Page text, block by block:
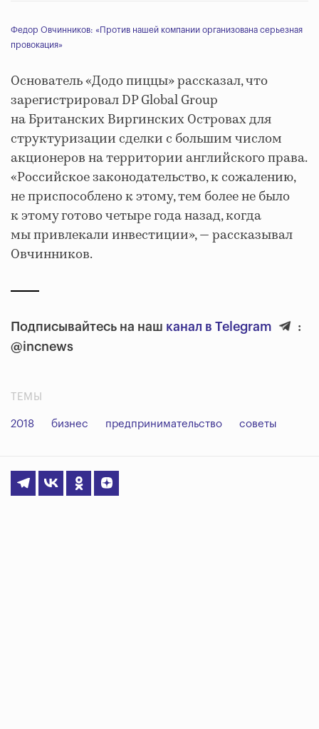
Федор Овчинников: «Против нашей компании организована серьезная
провокация»
Основатель «Додо пиццы» рассказал, что
зарегистрировал DP Global Group
на Британских Виргинских Островах для
структуризации сделки с большим числом
акционеров на территории английского права.
«Российское законодательство, к сожалению,
не приспособлено к этому, тем более не было
к этому готово четыре года назад, когда
мы привлекали инвестиции», — рассказывал
Овчинников.
Подписывайтесь на наш канал в Telegram
:
@incnews
ТЕМЫ
2018 бизнес предпринимательство советы